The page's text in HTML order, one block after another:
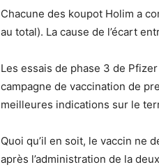
Chacune des koupot Holim a
au total). La cause de l’écart
Les essais de phase 3 de
campagne de vaccination de
meilleures indications sur le
Quoi qu’il en soit, le vaccin ne
après l’administration de la